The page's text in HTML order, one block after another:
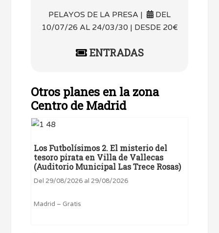
PELAYOS DE LA PRESA |
DEL
10/07/26 AL 24/03/30 | DESDE 20€
ENTRADAS
Otros planes en la zona
Centro de Madrid
Los Futbolísimos 2. El misterio del
tesoro pirata en Villa de Vallecas
(Auditorio Municipal Las Trece Rosas)
Del 29/08/2026 al 29/08/2026
Madrid – Gratis